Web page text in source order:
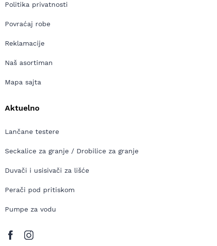
Politika privatnosti
Povraćaj robe
Reklamacije
Naš asortiman
Mapa sajta
Aktuelno
Lančane testere
Seckalice za granje / Drobilice za granje
Duvači i usisivači za lišće
Perači pod pritiskom
Pumpe za vodu